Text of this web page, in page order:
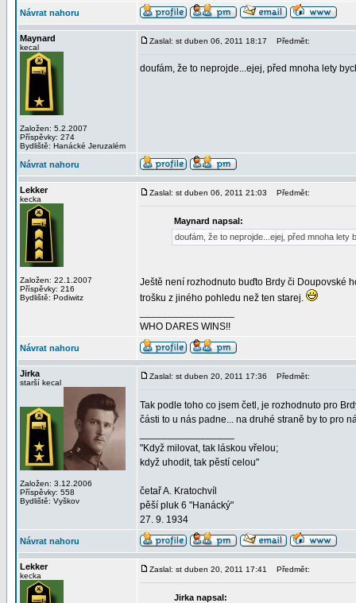
Návrat nahoru
Maynard
kecal
Založen: 5.2.2007
Příspěvky: 274
Bydliště: Hanácké Jeruzalém
Zaslal: st duben 06, 2011 18:17 Předmět:
doufám, že to neprojde...ejej, před mnoha lety
Návrat nahoru
Lekker
kecka
Založen: 22.1.2007
Příspěvky: 216
Bydliště: Podiwitz
Zaslal: st duben 06, 2011 21:03 Předmět:
Maynard napsal:
doufám, že to neprojde...ejej, před mnoha
Ještě není rozhodnuto buďto Brdy či Doupovské
trošku z jiného pohledu než ten starej.
WHO DARES WINS!!
Návrat nahoru
Jirka
starší kecal
Založen: 3.12.2006
Příspěvky: 558
Bydliště: Vyškov
Zaslal: st duben 20, 2011 17:36 Předmět:
Tak podle toho co jsem četl, je rozhodnuto pro
části to u nás padne... na druhé straně by to pro
"Když milovat, tak láskou vřelou;
když uhodit, tak pěstí celou"
četař A. Kratochvíl
pěší pluk 6 "Hanácký"
27. 9. 1934
Návrat nahoru
Lekker
kecka
Zaslal: st duben 20, 2011 17:41 Předmět:
Jirka napsal: